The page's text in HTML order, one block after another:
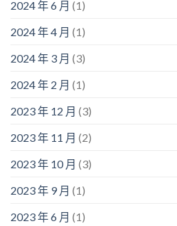
2024 年 6 月 (1)
2024 年 4 月 (1)
2024 年 3 月 (3)
2024 年 2 月 (1)
2023 年 12 月 (3)
2023 年 11 月 (2)
2023 年 10 月 (3)
2023 年 9 月 (1)
2023 年 6 月 (1)